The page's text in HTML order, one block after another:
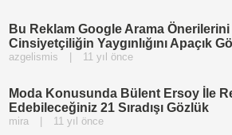
Bu Reklam Google Arama
Cinsiyetçiliğin Yaygınlığını Apaçık
azgelismis 11 yıl önce
Moda Konusunda Bülent Ersoy İle
Edebileceğiniz 21 Sıradışı Gözlük
mira 11 yıl önce